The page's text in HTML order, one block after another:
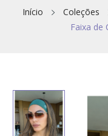
Início Coleções
Faixa de